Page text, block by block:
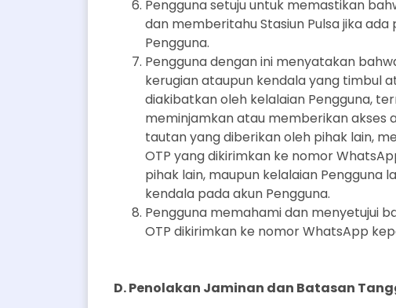
Pengguna setuju untuk memastikan
dan memberitahu Stasiun Pulsa jika
Pengguna.
Pengguna dengan ini menyatakan
kerugian ataupun kendala yang timbul
diakibatkan oleh kelalaian Pengguna,
meminjamkan atau memberikan akses
tautan yang diberikan oleh pihak lain,
OTP yang dikirimkan ke nomor
pihak lain, maupun kelalaian Pengguna
kendala pada akun Pengguna.
Pengguna memahami dan menyetujui
OTP dikirimkan ke nomor WhatsApp
D. Penolakan Jaminan dan Batasan